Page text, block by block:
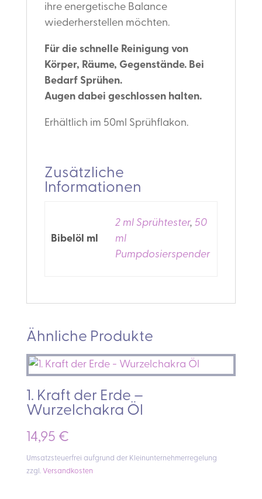
ihre energetische Balance
wiederherstellen möchten.
Für die schnelle Reinigung von
Körper, Räume, Gegenstände. Bei
Bedarf Sprühen.
Augen dabei geschlossen halten.
Erhältlich im 50ml Sprühflakon.
Zusätzliche
Informationen
Bibelöl ml
2 ml Sprühtester,50
ml
Pumpdosierspender
Ähnliche Produkte
1. Kraft der Erde –
Wurzelchakra Öl
14,95 €
Umsatzsteuerfrei aufgrund der Kleinunternehmerregelung
zzgl. Versandkosten